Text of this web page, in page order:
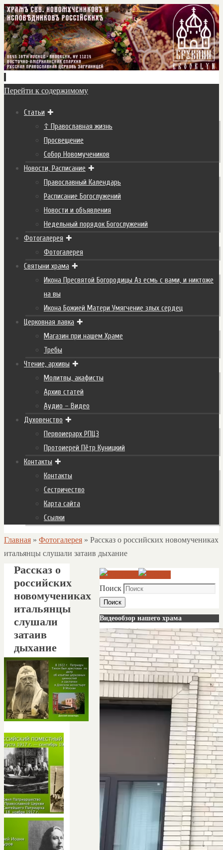
Перейти к содержимому
Статьи
☦ Православная жизнь
Просвещение
Собор Новомучеников
Новости, Расписание
Православный Календарь
Расписание Богослужений
Новости и объявления
Недельный порядок Богослужений
Фотогалерея
Фотогалерея
Святыни храма
Икона Пресвятой Богородицы Аз есмь с вами, и никтоже
на вы
Икона Божией Матери Умягчение злых сердец
Церковная лавка
Магазин при нашем Храме
Требы
Чтение, архивы
Молитвы, акафисты
Архив статей
Аудио – Видео
Духовенство
Первоиерарх РПЦЗ
Протоиерей Пётр Куницкий
Контакты
Контакты
Сестричество
Карта сайта
Ссылки
Главная » Фотогалерея » Рассказ о российских новомучениках
итальянцы слушали затаив дыхание
Рассказ о
российских
новомучениках
итальянцы
слушали
затаив
дыхание
Поиск
Поиск
Видеообзор нашего храма